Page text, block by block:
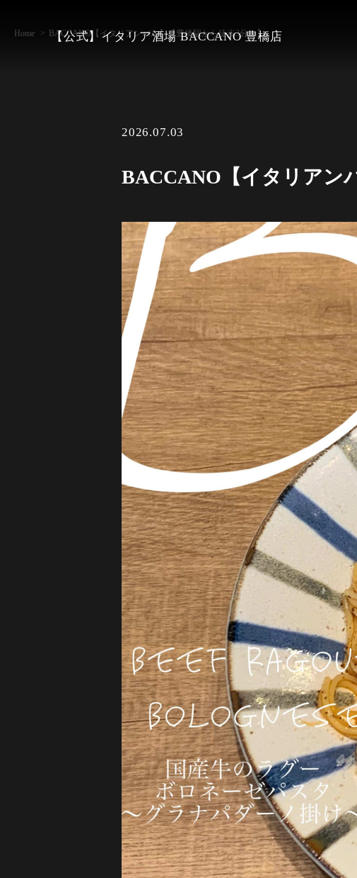
【公式】イタリア酒場 BACCANO 豊橋店
Home BACCANO【イタリアンバル】【豊橋駅から徒歩3分！】
2026.07.03
BACCANO【イタリアン